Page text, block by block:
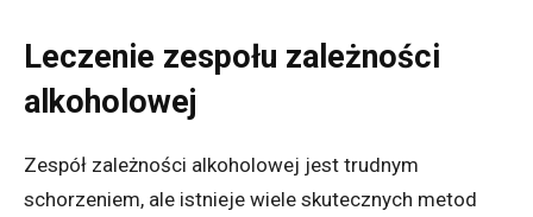
Leczenie zespołu zależności
alkoholowej
Zespół zależności alkoholowej jest trudnym
schorzeniem, ale istnieje wiele skutecznych metod